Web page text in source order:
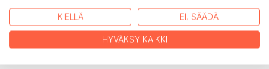
ollut hyvä ajatus edes sillä hetkellä. Karmea duuma."
Middle Office -asiantuntija, 31, Kangasala
KIELLÄ EI, SÄÄDÄ
HYVÄKSY KAIKKI